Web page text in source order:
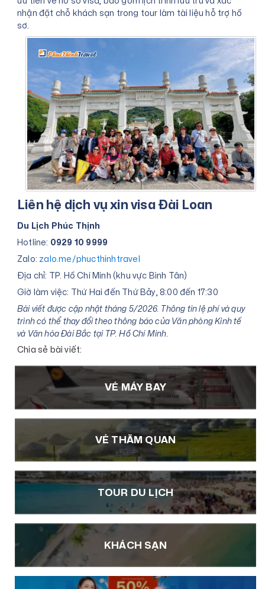
nhận đặt chỗ khách sạn trong tour làm tài liệu hỗ trợ hồ
sơ.
Liên hệ dịch vụ xin visa Đài Loan
Du Lịch Phúc Thịnh
Hotline: 0929 10 9999
Zalo: zalo.me/phucthinhtravel
Địa chỉ: TP. Hồ Chí Minh (khu vực Bình Tân)
Giờ làm việc: Thứ Hai đến Thứ Bảy, 8:00 đến 17:30
Bài viết được cập nhật tháng 5/2026. Thông tin lệ phí và quy
trình có thể thay đổi theo thông báo của Văn phòng Kinh tế
và Văn hóa Đài Bắc tại TP. Hồ Chí Minh.
Chia sẻ bài viết:
VÉ MÁY BAY
VÉ THĂM QUAN
TOUR DU LỊCH
KHÁCH SẠN